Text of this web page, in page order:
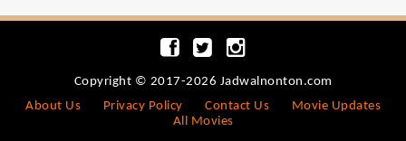
Copyright © 2017-2026 Jadwalnonton.com
About Us
Privacy Policy Contact Us
Movie Updates
All Movies